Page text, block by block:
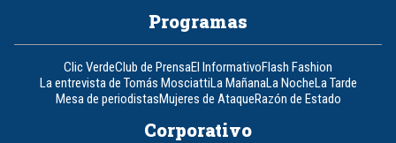
Programas
Clic VerdeClub de PrensaEl InformativoFlash Fashion
La entrevista de Tomás MosciattiLa MañanaLa NocheLa Tarde
Mesa de periodistasMujeres de AtaqueRazón de Estado
Corporativo